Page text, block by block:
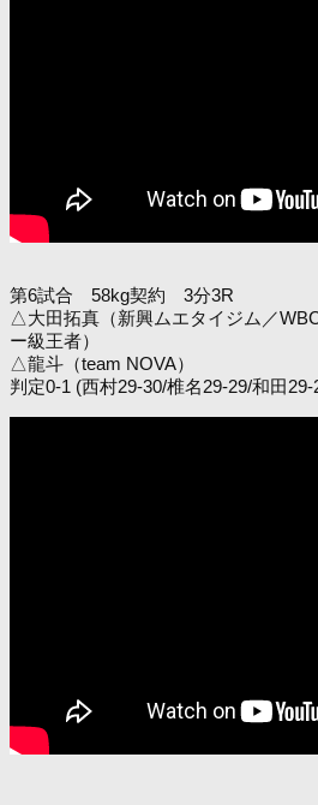
第6試合 58kg契約 3分3R
△大田拓真（新興ムエタイジム／
ー級王者）
△龍斗（team NOVA）
判定0-1 (西村29-30/椎名29-29/和田29-